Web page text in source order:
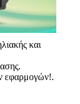
και
εφαρμογών!.